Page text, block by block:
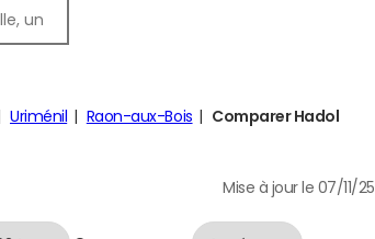
Uriménil Raon-aux-Bois
Comparer Hadol
Mise à jour le 07/11/25